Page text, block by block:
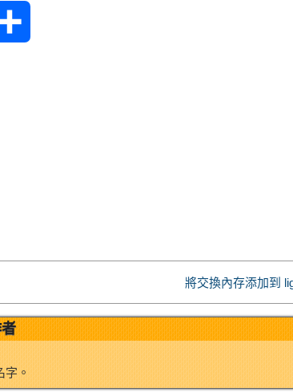
將交換內存添加到
。